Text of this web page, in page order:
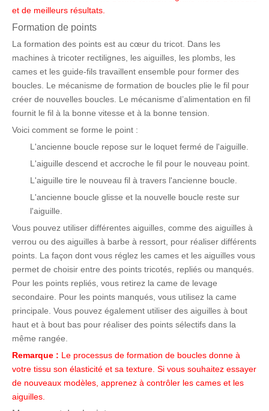
et de meilleurs résultats.
Formation de points
La formation des points est au cœur du tricot. Dans les
machines à tricoter rectilignes, les aiguilles, les plombs, les
cames et les guide-fils travaillent ensemble pour former des
boucles. Le mécanisme de formation de boucles plie le fil pour
créer de nouvelles boucles. Le mécanisme d’alimentation en fil
fournit le fil à la bonne vitesse et à la bonne tension.
Voici comment se forme le point :
L'ancienne boucle repose sur le loquet fermé de l'aiguille.
L'aiguille descend et accroche le fil pour le nouveau point.
L'aiguille tire le nouveau fil à travers l'ancienne boucle.
L'ancienne boucle glisse et la nouvelle boucle reste sur
l'aiguille.
Vous pouvez utiliser différentes aiguilles, comme des aiguilles à
verrou ou des aiguilles à barbe à ressort, pour réaliser différents
points. La façon dont vous réglez les cames et les aiguilles vous
permet de choisir entre des points tricotés, repliés ou manqués.
Pour les points repliés, vous retirez la came de levage
secondaire. Pour les points manqués, vous utilisez la came
principale. Vous pouvez également utiliser des aiguilles à bout
haut et à bout bas pour réaliser des points sélectifs dans la
même rangée.
Remarque : Le processus de formation de boucles donne à
votre tissu son élasticité et sa texture. Si vous souhaitez essayer
de nouveaux modèles, apprenez à contrôler les cames et les
aiguilles.